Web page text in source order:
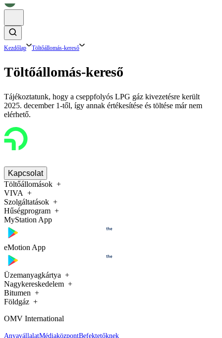
Kezdőlap Töltőállomás-kereső
Töltőállomás-kereső
Tájékoztatunk, hogy a cseppfolyós LPG gáz kivezetésre került
2025. december 1-től, így annak értékesítése és töltése már nem
elérhető.
Kapcsolat
Töltőállomások
VIVA
Szolgáltatások
Hűségprogram
MyStation App
eMotion App
Üzemanyagkártya
Nagykereskedelem
Bitumen
Földgáz
OMV International
AnyavállalatMédiaközpontBefektetőknek